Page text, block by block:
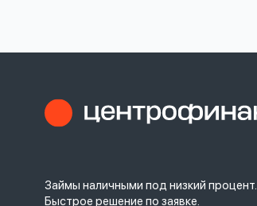
Займы наличными под низкий процент.
Быстрое решение по заявке.
Войти под другим номером